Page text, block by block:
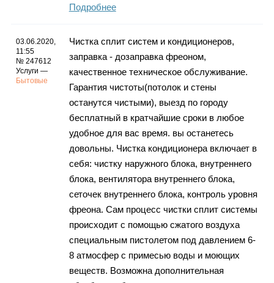
Подробнее
03.06.2020,
11:55
№ 247612
Услуги —
Бытовые
Чистка сплит систем и кондиционеров,
заправка - дозаправка фреоном,
качественное техническое обслуживание.
Гарантия чистоты(потолок и стены
останутся чиcтыми), выезд по городу
бесплатный в кратчайшие сроки в любое
удобное для вас время. вы останетесь
довольны. Чистка кондиционера включает в
себя: чистку наружного блока, внутреннего
блока, вентилятора внутреннего блока,
сеточек внутреннего блока, контроль уровня
фреона. Сам процесс чистки сплит системы
происходит с помощью сжатого воздуха
специальным пистолетом под давлением 6-
8 атмосфер с примесью воды и моющих
веществ. Возможна дополнительная